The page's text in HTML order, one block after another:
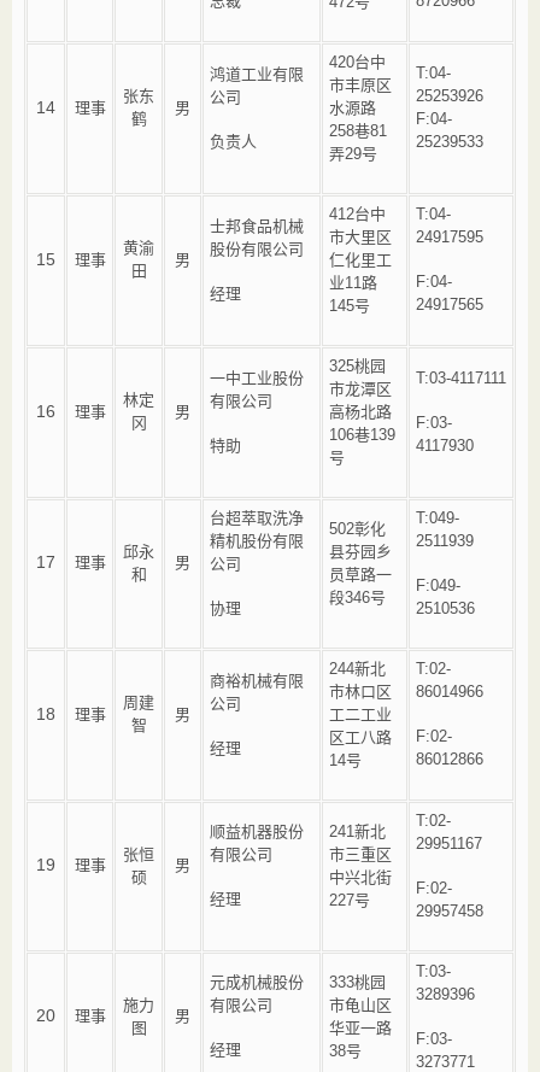
14 理事
张东
鹤
男
鸿道工业有限
公司
负责人
420台中
市丰原区
水源路
258巷81
弄29号
T:04-
25253926
F:04-
25239533
15 理事
黄渝
田
男
士邦食品机械
股份有限公司
经理
412台中
市大里区
仁化里工
业11路
145号
T:04-
24917595
F:04-
24917565
16 理事
林定
冈
男
一中工业股份
有限公司
特助
325桃园
市龙潭区
高杨北路
106巷139
号
T:03-4117111
F:03-
4117930
17 理事
邱永
和
男
台超萃取洗净
精机股份有限
公司
协理
502彰化
县芬园乡
员草路一
段346号
T:049-
2511939
F:049-
2510536
18 理事
周建
智
男
商裕机械有限
公司
经理
244新北
市林口区
工二工业
区工八路
14号
T:02-
86014966
F:02-
86012866
19 理事
张恒
硕
男
顺益机器股份
有限公司
经理
241新北
市三重区
中兴北街
227号
T:02-
29951167
F:02-
29957458
20 理事
施力
图
男
元成机械股份
有限公司
经理
333桃园
市龟山区
华亚一路
38号
T:03-
3289396
F:03-
3273771